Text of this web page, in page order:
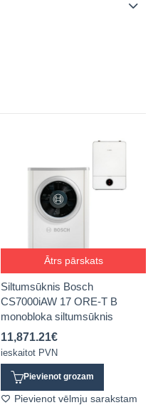
Ātrs pārskats
Siltumsūknis Bosch
CS7000iAW 17 ORE-T B
monobloka siltumsūknis
11,871.21€
ieskaitot PVN
Pievienot grozam
Pievienot vēlmju sarakstam